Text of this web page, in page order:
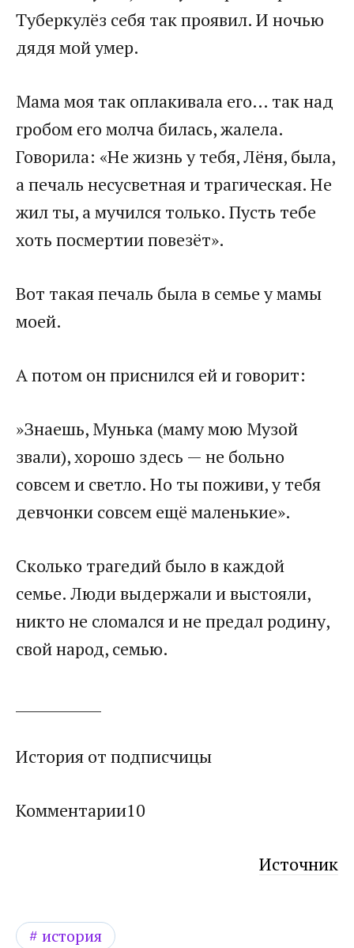
Туберкулёз себя так проявил. И ночью
дядя мой умер.​
​Мама моя так оплакивала его… так над
гробом его молча билась, жалела.
Говорила: «Не жизнь у тебя, Лёня, была,
а печаль несусветная и трагическая. Не
жил ты, а мучился только. Пусть тебе
хоть посмертии повезёт».​
​Вот такая печаль была в семье у мамы
моей.​
​А потом он приснился ей и говорит:​
​»Знаешь, Мунька (маму мою Музой
звали), хорошо здесь — не больно
совсем и светло. Но ты поживи, у тебя
девчонки совсем ещё маленькие».​
​Сколько трагедий было в каждой
семье. Люди выдержали и выстояли,
никто не сломался и не предал родину,
свой народ, семью.​
​История от подписчицы​
​Комментарии10
Источник
история